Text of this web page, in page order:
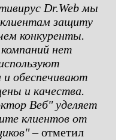
Dr.Web мы
защиту
конкуренты.
нет
и обеспечивают
и качества.
Веб" уделяет
клиентов от
– отметил